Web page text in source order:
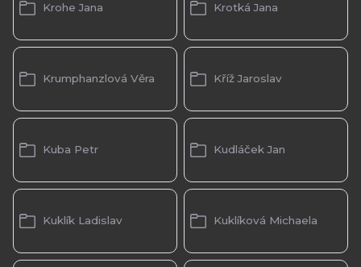
Krohe Jana Krotká Jana
Krumphanzlová Věra Kříž Jaroslav
Kuba Petr Kudláček Jan
Kuklík Ladislav Kuklíková Michaela